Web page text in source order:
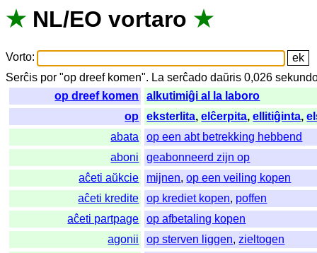
★ NL/EO vortaro ★
Vorto:
Serĉis por "op dreef komen". La serĉado daŭris 0,026
op dreef komen
alkutimiĝi al la laboro
op
eksterlita,elĉerpita,ellitiĝinta,
abata
op een abt betrekking hebbend
aboni
geabonneerd zijn op
aĉeti aŭkcie
mijnen,op een veiling kopen
aĉeti kredite
op krediet kopen, poffen
aĉeti partpage
op afbetaling kopen
agonii
op sterven liggen,zieltogen